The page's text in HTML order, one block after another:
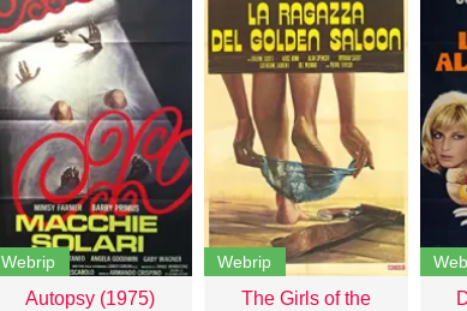
Webrip
Autopsy (1975)
Webrip
The Girls of the